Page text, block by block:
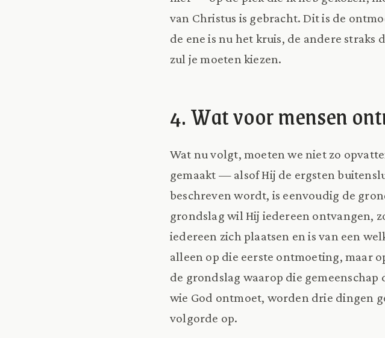
van Christus is gebracht. Dit is de
de ene is nu het kruis, de andere straks
zul je moeten kiezen.
4. Wat voor mensen
Wat nu volgt, moeten we niet zo
gemaakt — alsof Hij de ergsten
beschreven wordt, is eenvoudig de
grondslag wil Hij iedereen ontvangen,
iedereen zich plaatsen en is van een
alleen op die eerste ontmoeting, maar
de grondslag waarop die
wie God ontmoet, worden drie dingen
volgorde op.